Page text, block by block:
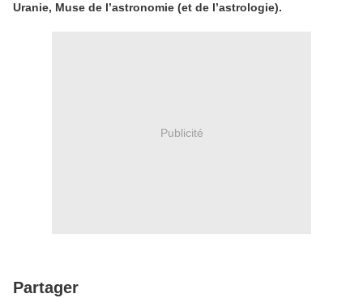
Uranie, Muse de l’astronomie (et de l’astrologie).
Publicité
Partager